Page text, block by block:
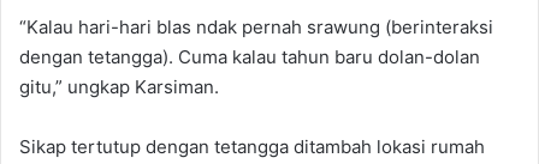
“Kalau hari-hari blas ndak pernah srawung (berinteraksi
dengan tetangga). Cuma kalau tahun baru dolan-dolan
gitu,” ungkap Karsiman.
Sikap tertutup dengan tetangga ditambah lokasi rumah